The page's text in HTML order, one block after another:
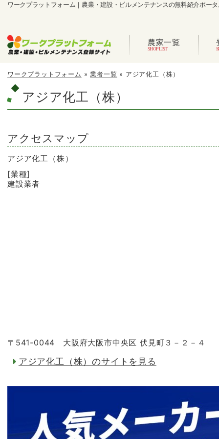
ワークプラットフォーム｜農業・建設・ビルメンテナンスの無料紹介ポー
農家一覧
ワークプラットフォーム »業者一覧 » アジア化工（株）
アジア化工（株）
アクセスマップ
アジア化工（株）
[業種]
建設業者
〒541-0044 大阪府大阪市中央区 伏見町３－２－４
アジア化工（株）のサイトを見る